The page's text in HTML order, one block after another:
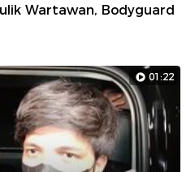
Wartawan, Bodyguard
01:22